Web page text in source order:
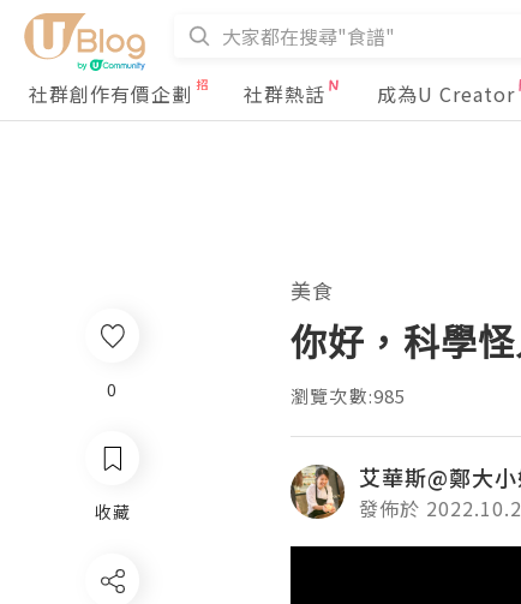
社群創作有價企劃
社群熱話 成為U Creator
美食
你好，科學怪
瀏覽次數:985
艾華斯@鄭大
發佈於
0
收藏